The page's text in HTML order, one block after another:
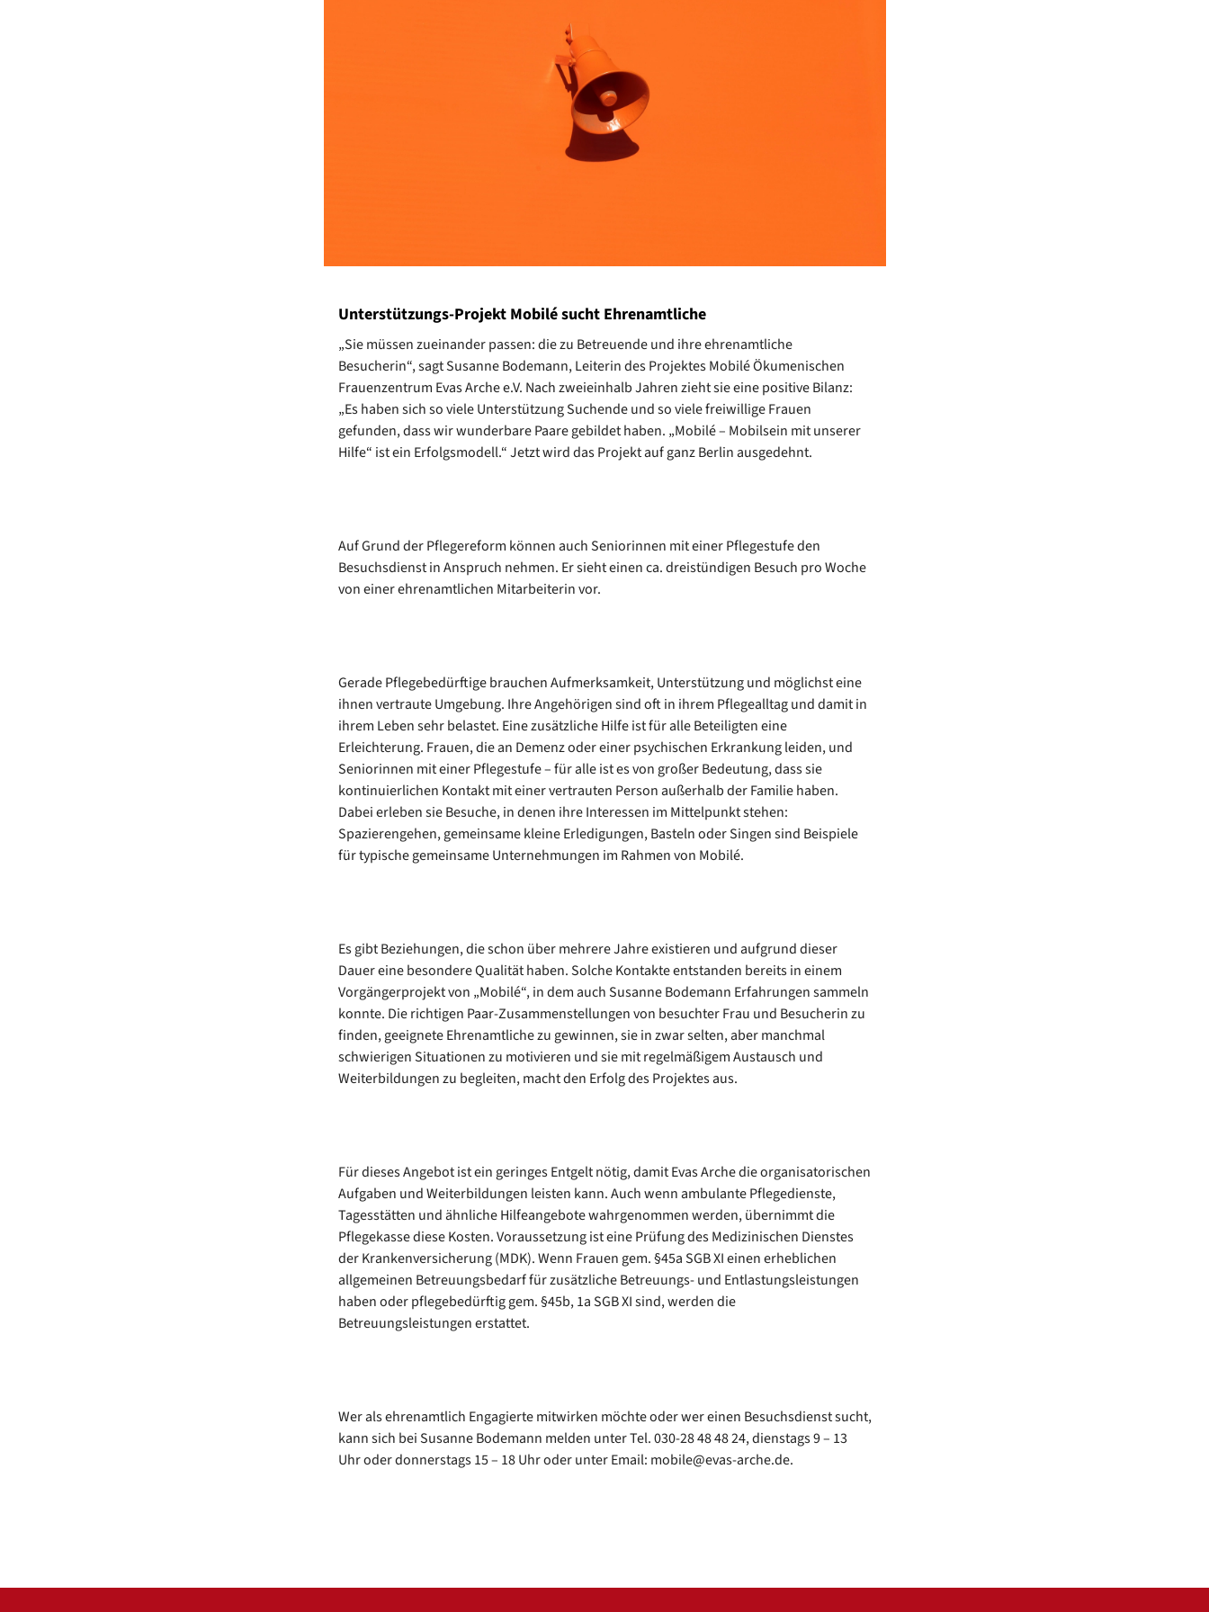
Unterstützungs-Projekt Mobilé sucht Ehrenamtliche
„Sie müssen zueinander passen: die zu Betreuende und ihre ehrenamtliche
Besucherin“, sagt Susanne Bodemann, Leiterin des Projektes Mobilé Ökumenischen
Frauenzentrum Evas Arche e.V. Nach zweieinhalb Jahren zieht sie eine positive Bilanz:
„Es haben sich so viele Unterstützung Suchende und so viele freiwillige Frauen
gefunden, dass wir wunderbare Paare gebildet haben. „Mobilé – Mobilsein mit unserer
Hilfe“ ist ein Erfolgsmodell.“ Jetzt wird das Projekt auf ganz Berlin ausgedehnt.
Auf Grund der Pflegereform können auch Seniorinnen mit einer Pflegestufe den
Besuchsdienst in Anspruch nehmen. Er sieht einen ca. dreistündigen Besuch pro Woche
von einer ehrenamtlichen Mitarbeiterin vor.
Gerade Pflegebedürftige brauchen Aufmerksamkeit, Unterstützung und möglichst eine
ihnen vertraute Umgebung. Ihre Angehörigen sind oft in ihrem Pflegealltag und damit in
ihrem Leben sehr belastet. Eine zusätzliche Hilfe ist für alle Beteiligten eine
Erleichterung. Frauen, die an Demenz oder einer psychischen Erkrankung leiden, und
Seniorinnen mit einer Pflegestufe – für alle ist es von großer Bedeutung, dass sie
kontinuierlichen Kontakt mit einer vertrauten Person außerhalb der Familie haben.
Dabei erleben sie Besuche, in denen ihre Interessen im Mittelpunkt stehen:
Spazierengehen, gemeinsame kleine Erledigungen, Basteln oder Singen sind Beispiele
für typische gemeinsame Unternehmungen im Rahmen von Mobilé.
Es gibt Beziehungen, die schon über mehrere Jahre existieren und aufgrund dieser
Dauer eine besondere Qualität haben. Solche Kontakte entstanden bereits in einem
Vorgängerprojekt von „Mobilé“, in dem auch Susanne Bodemann Erfahrungen sammeln
konnte. Die richtigen Paar-Zusammenstellungen von besuchter Frau und Besucherin zu
finden, geeignete Ehrenamtliche zu gewinnen, sie in zwar selten, aber manchmal
schwierigen Situationen zu motivieren und sie mit regelmäßigem Austausch und
Weiterbildungen zu begleiten, macht den Erfolg des Projektes aus.
Für dieses Angebot ist ein geringes Entgelt nötig, damit Evas Arche die organisatorischen
Aufgaben und Weiterbildungen leisten kann. Auch wenn ambulante Pflegedienste,
Tagesstätten und ähnliche Hilfeangebote wahrgenommen werden, übernimmt die
Pflegekasse diese Kosten. Voraussetzung ist eine Prüfung des Medizinischen Dienstes
der Krankenversicherung (MDK). Wenn Frauen gem. §45a SGB XI einen erheblichen
allgemeinen Betreuungsbedarf für zusätzliche Betreuungs- und Entlastungsleistungen
haben oder pflegebedürftig gem. §45b, 1a SGB XI sind, werden die
Betreuungsleistungen erstattet.
Wer als ehrenamtlich Engagierte mitwirken möchte oder wer einen Besuchsdienst sucht,
kann sich bei Susanne Bodemann melden unter Tel. 030-28 48 48 24, dienstags 9 – 13
Uhr oder donnerstags 15 – 18 Uhr oder unter Email: mobile@evas-arche.de.